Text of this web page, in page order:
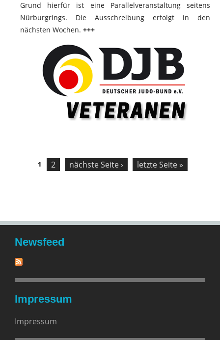
Grund hierfür ist eine Parallelveranstaltung seitens
Nürburgrings. Die Ausschreibung erfolgt in den
nächsten Wochen. +++
1 2 nächste Seite › letzte Seite »
Newsfeed
Impressum
Impressum